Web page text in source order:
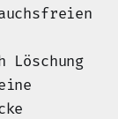
Löschung